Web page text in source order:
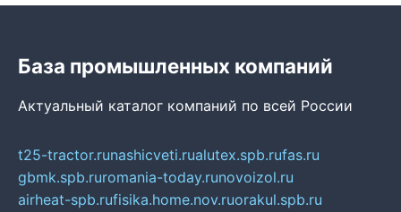
База промышленных компаний
Актуальный каталог компаний по всей России
t25-tractor.runashicveti.rualutex.spb.rufas.ru
gbmk.spb.ruromania-today.runovoizol.ru
airheat-spb.rufisika.home.nov.ruorakul.spb.ru